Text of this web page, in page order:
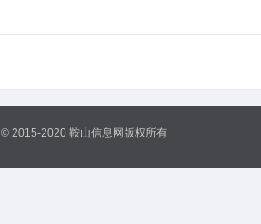
© 2015-2020 鞍山信息网版权所有